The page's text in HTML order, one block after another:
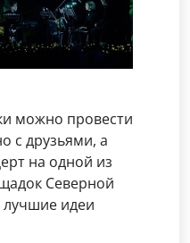
можно провести
с друзьями, а
на одной из
Северной
идеи